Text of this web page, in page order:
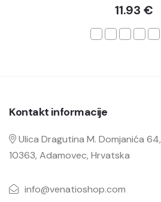
11.93 €
Kontakt informacije
Ulica Dragutina M. Domjanića 64,
10363, Adamovec, Hrvatska
info@venatioshop.com